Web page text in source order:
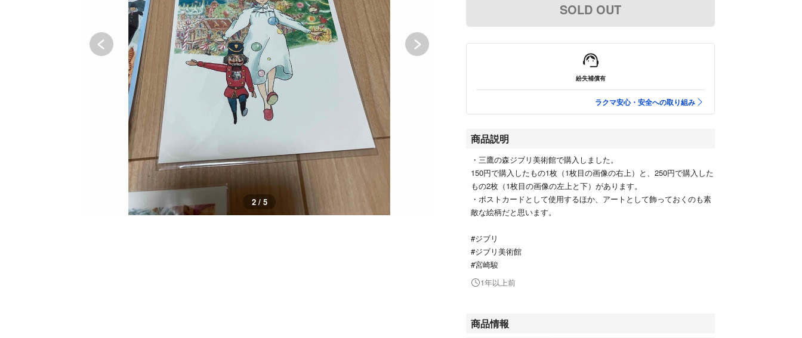
2 / 5
SOLD OUT
紛失補償有
ラクマ安心・安全への取り組み
商品説明
・三鷹の森ジブリ美術館で購入しました。
150円で購入したもの1枚（1枚目の画像の右上）と、250円で購入した
もの2枚（1枚目の画像の左上と下）があります。
・ポストカードとして使用するほか、アートとして飾っておくのも素
敵な絵柄だと思います。
#ジブリ
#ジブリ美術館
#宮崎駿
1年以上前
商品情報